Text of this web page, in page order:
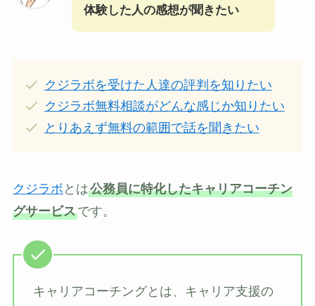
体験した人の感想が聞きたい
クジラボを受けた人達の評判を知りたい
クジラボ無料相談がどんな感じか知りたい
とりあえず無料の範囲で話を聞きたい
クジラボ とは公務員に特化したキャリアコーチン
グサービスです。
キャリアコーチングとは、キャリア支援の